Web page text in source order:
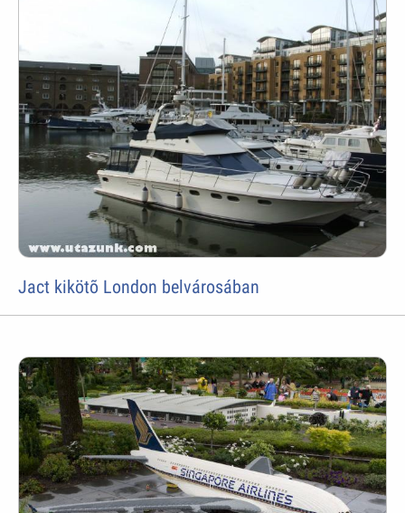
Jact kikötõ London belvárosában